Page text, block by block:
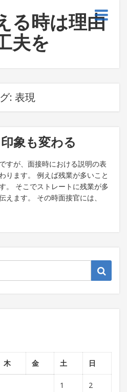
る時は理由
夫を
: 表現
象も変わる
すが、面接時における説明の表
ります。 例えば残業が多いこと
。 そこでストレートに残業が多
えます。 その時面接官には、
木 金 土 日
1 2